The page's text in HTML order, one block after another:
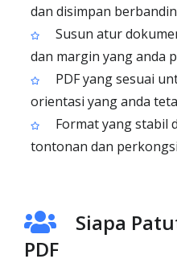
dan disimpan
Susun atur
dan margin yang anda
PDF yang sesuai
orientasi yang anda
Format yang stabil
tontonan dan
Siapa
PDF